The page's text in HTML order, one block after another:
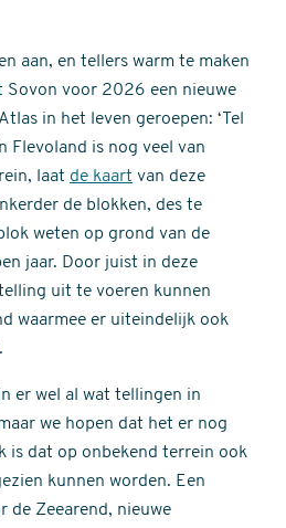
aan, en tellers warm te maken
Sovon voor 2026 een nieuwe
in het leven geroepen: ‘Tel
Flevoland is nog veel van
laat de kaart van deze
de blokken, des te
weten op grond van de
jaar. Door juist in deze
uit te voeren kunnen
waarmee er uiteindelijk ook
er wel al wat tellingen in
we hopen dat het er nog
is dat op onbekend terrein ook
kunnen worden. Een
de Zeearend, nieuwe